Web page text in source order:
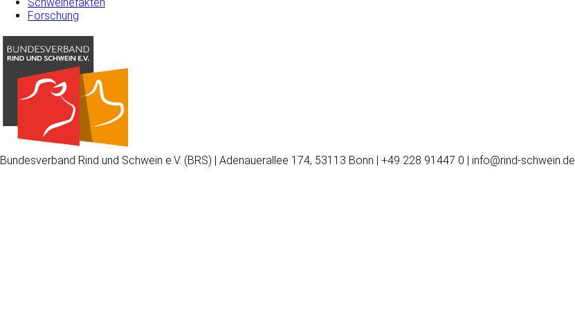
Forschung
Bundesverband Rind und Schwein e.V. (BRS) | Adenauerallee 174, 53113 Bonn | +49 228 91447 0 | info@rind-schwein.de